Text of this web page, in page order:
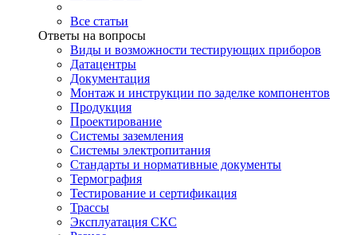
Все статьи
Ответы на вопросы
Виды и возможности тестирующих приборов
Датацентры
Документация
Монтаж и инструкции по заделке компонентов
Продукция
Проектирование
Системы заземления
Системы электропитания
Стандарты и нормативные документы
Термография
Тестирование и сертификация
Трассы
Эксплуатация СКС